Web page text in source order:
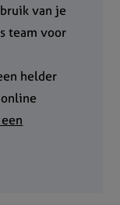
van je
team voor
helder